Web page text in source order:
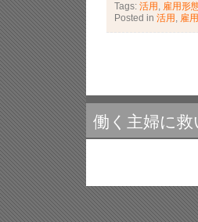
Tags: 活用
雇用形
Posted in 活用 雇
働く主婦に